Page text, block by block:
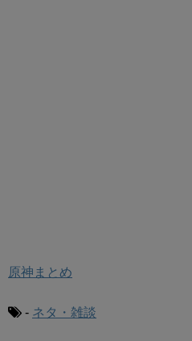
原神まとめ
- ネタ・雑談